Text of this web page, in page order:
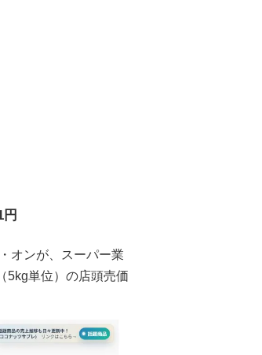
オンが、スーパー業
5kg単位）の店頭売価